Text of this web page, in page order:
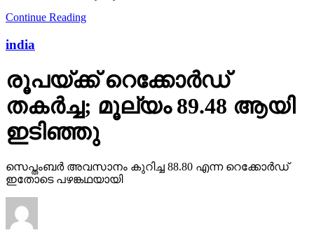
Continue Reading
india
രൂപയ്ക്ക് റെക്കോര്‍ഡ്
തകര്‍ച്ച; മൂല്യം 89.48 ആയി
ഇടിഞ്ഞു
സെപ്തംബര്‍ അവസാനം കുറിച്ച 88.80 എന്ന റെക്കോര്‍ഡ്
ഇതോടെ പഴങ്കഥയായി